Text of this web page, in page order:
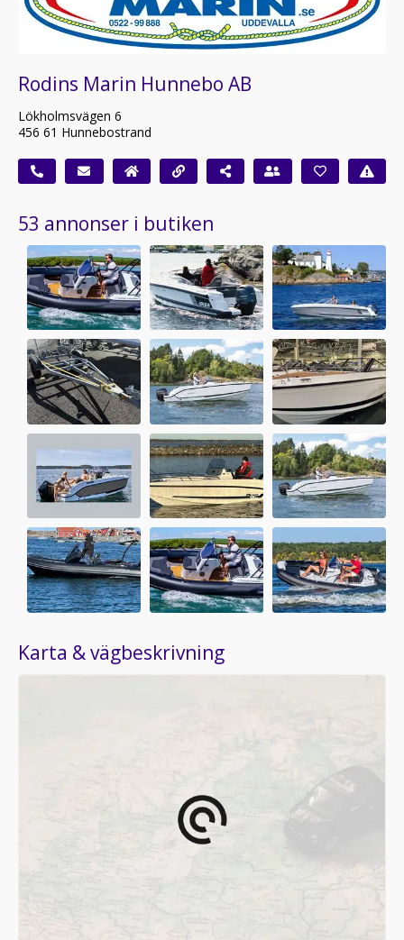
Rodins Marin Hunnebo AB
Lökholmsvägen 6
456 61 Hunnebostrand
53 annonser i butiken
Karta & vägbeskrivning